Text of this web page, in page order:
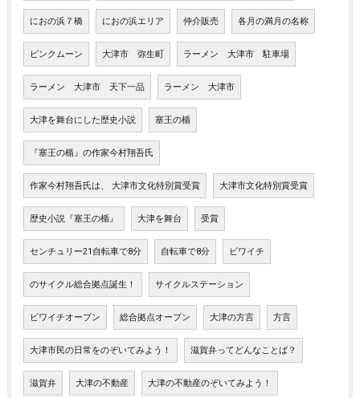
におの浜７橋 におの浜エリア 仲介販売 各月の満月の名称
ピンクムーン 大津市 弥生町 ラーメン 大津市 駐車場
ラーメン 大津市 天下一品 ラーメン 大津市
大津を舞台にした歴史小説 塞王の楯
『塞王の楯』の作家今村翔吾氏
作家今村翔吾氏は、 大津市文化特別賞受賞 大津市文化特別賞受賞
歴史小説『塞王の楯』 大津を舞台 受賞
センチュリー21自転車で8分 自転車で8分 ビワイチ
のサイクル総合拠点誕生！ サイクルステーション
ビワイチオープン 総合拠点オープン 大津の方言 方言
大津市民の日常をのぞいてみよう！ 滋賀弁ってどんなことば？
滋賀弁 大津の不動産 大津の不動産のぞいてみよう！